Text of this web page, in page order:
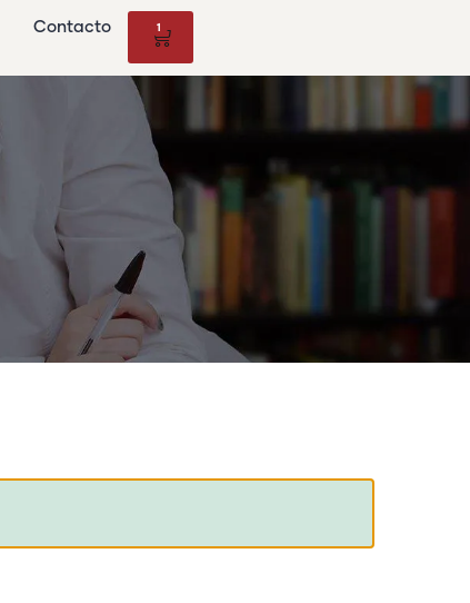
Contacto 1